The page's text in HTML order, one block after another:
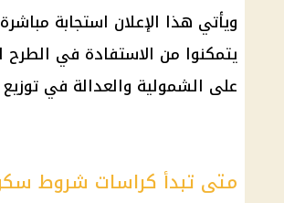
ويأتي هذا الإعلان استجابة
يتمكنوا من الاستفادة في
على الشمولية والعدالة في
متى تبدأ كراسات شروط سكن